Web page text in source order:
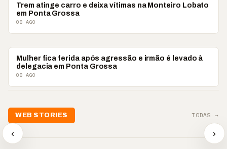
POLICIAL
Trem atinge carro e deixa vítimas na Monteiro Lobato
em Ponta Grossa
08 AGO
POLICIAL
Mulher fica ferida após agressão e irmão é levado à
delegacia em Ponta Grossa
08 AGO
WEB STORIES TODAS →
‹
📢💜 Agosto Lilás
reforça combate à
violência contra a
mulher
📢 Noite
chega
oração
›